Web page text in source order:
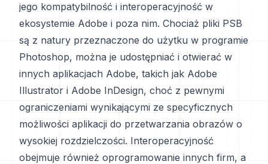
jego kompatybilność i interoperacyjność w
ekosystemie Adobe i poza nim. Chociaż pliki PSB
są z natury przeznaczone do użytku w programie
Photoshop, można je udostępniać i otwierać w
innych aplikacjach Adobe, takich jak Adobe
Illustrator i Adobe InDesign, choć z pewnymi
ograniczeniami wynikającymi ze specyficznych
możliwości aplikacji do przetwarzania obrazów o
wysokiej rozdzielczości. Interoperacyjność
obejmuje również oprogramowanie innych firm, a